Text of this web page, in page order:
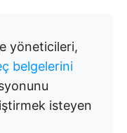
yöneticileri,
belgelerini
isteyen